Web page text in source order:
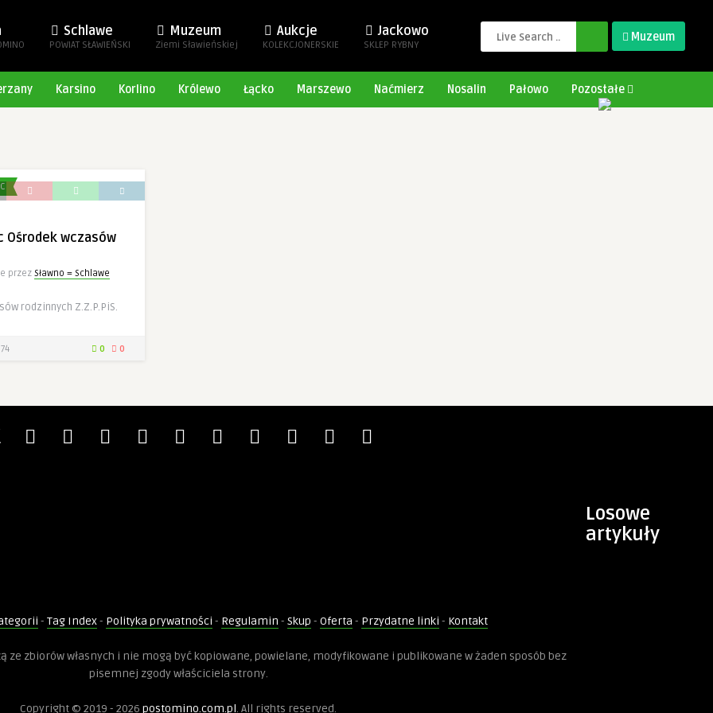
Schlawe
POWIAT SŁAWIEŃSKI
Muzeum
Ziemi Sławieńskiej
Aukcje
KOLEKCJONERSKIE
Jackowo
SKLEP RYBNY
Muzeum
Karsino Korlino Królewo Łącko Marszewo Naćmierz Nosalin Pałowo Pozostałe
Ośrodek wczasów
przez Sławno = Schlawe
rodzinnych Z.Z.P.PiS.
74 0 0
Losowe
artykuły
- Tag Index- Polityka prywatności - Regulamin - Skup - Oferta - Przydatne linki - Kontakt
ze zbiorów własnych i nie mogą być kopiowane, powielane, modyfikowane i publikowane w żaden sposób bez
pisemnej zgody właściciela strony.
Copyright © 2019 - 2026 postomino.com.pl. All rights reserved.